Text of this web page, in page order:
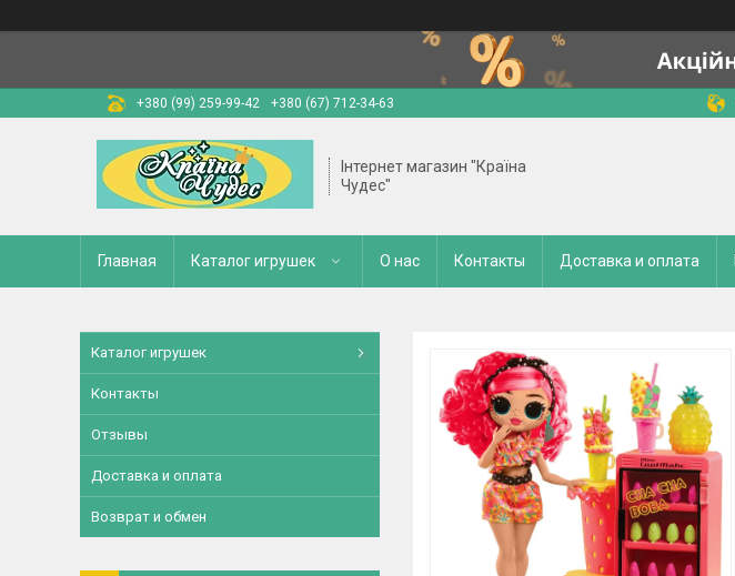
+380 (99) 259-99-42 +380 (67) 712-34-63
Інтернет магазин "Країна
Чудес"
Главная Каталог игрушек О нас Контакты Доставка и оплата
Каталог игрушек
Контакты
Отзывы
Доставка и оплата
Возврат и обмен